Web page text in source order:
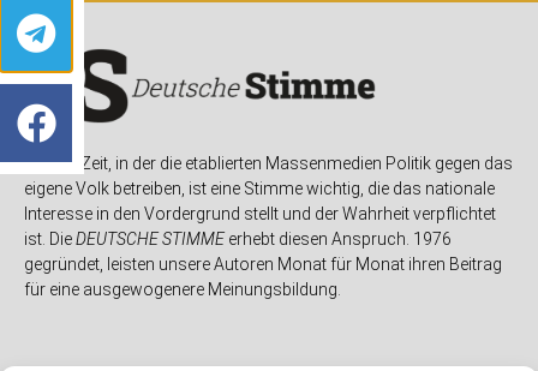
In einer Zeit, in der die etablierten Massenmedien Politik gegen das
eigene Volk betreiben, ist eine Stimme wichtig, die das nationale
Interesse in den Vordergrund stellt und der Wahrheit verpflichtet
ist. DieDEUTSCHE STIMMEerhebt diesen Anspruch. 1976
gegründet, leisten unsere Autoren Monat für Monat ihren Beitrag
für eine ausgewogenere Meinungsbildung.